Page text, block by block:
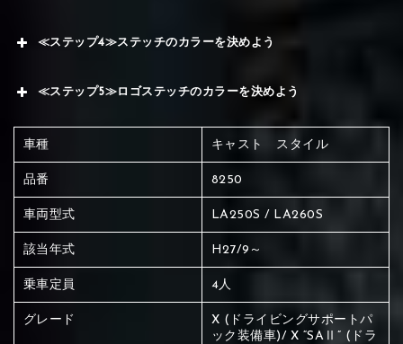
≪ステップ4≫ステッチのカラーを決めよう
≪ステップ5≫ロゴステッチのカラーを決めよう
車種 キャスト スタイル
品番 8250
車両型式 LA250S / LA260S
該当年式 H27/9～
乗車定員 4人
グレード
X (ドライビングサポートパ
ック装備車)/ X “SAⅡ” (ドラ